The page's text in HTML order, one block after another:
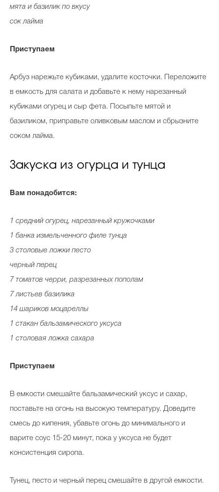
мята и базилик по вкусу
сок лайма
Приступаем
Арбуз нарежьте кубиками, удалите косточки. Переложите
в емкость для салата и добавьте к нему нарезанный
кубиками огурец и сыр фета. Посыпьте мятой и
базиликом, приправьте оливковым маслом и сбрызните
соком лайма.
Закуска из огурца и тунца
Вам понадобится:
1 средний огурец, нарезанный кружочками
1 банка измельченного филе тунца
3 столовые ложки песто
черный перец
7 томатов черри, разрезанных пополам
7 листьев базилика
14 шариков моцареллы
1 стакан бальзамического уксуса
1 столовая ложка сахара
Приступаем
В емкости смешайте бальзамический уксус и сахар,
поставьте на огонь на высокую температуру. Доведите
смесь до кипения, убавьте огонь до минимального и
варите соус 15-20 минут, пока у уксуса не будет
консистенция сиропа.
Тунец, песто и черный перец смешайте в другой емкости.